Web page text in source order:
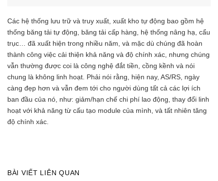
Các hệ thống lưu trữ và truy xuất, xuất kho tự động bao gồm hệ
thống băng tải tự động, băng tải cấp hàng, hệ thống nâng hạ, cẩu
trục… đã xuất hiện trong nhiều năm, và mặc dù chúng đã hoàn
thành công việc cải thiện khả năng và độ chính xác, nhưng chúng
vẫn thường được coi là công nghệ đắt tiền, cồng kềnh và nói
chung là không linh hoạt. Phải nói rằng, hiện nay, AS/RS, ngày
càng đẹp hơn và vẫn đem tới cho người dùng tất cả các lợi ích
ban đầu của nó, như: giảm/hạn chế chi phí lao động, thay đổi linh
hoạt với khả năng từ cấu tạo module của mình, và tất nhiên tăng
độ chính xác.
BÀI VIẾT LIÊN QUAN